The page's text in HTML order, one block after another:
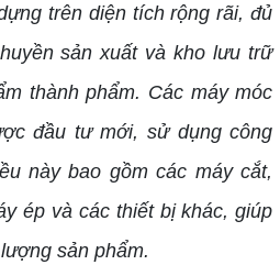
trên diện tích rộng rãi, đủ
sản xuất và kho lưu trữ
thành phẩm. Các máy móc
đầu tư mới, sử dụng công
này bao gồm các máy cắt,
ép và các thiết bị khác, giúp
sản phẩm.